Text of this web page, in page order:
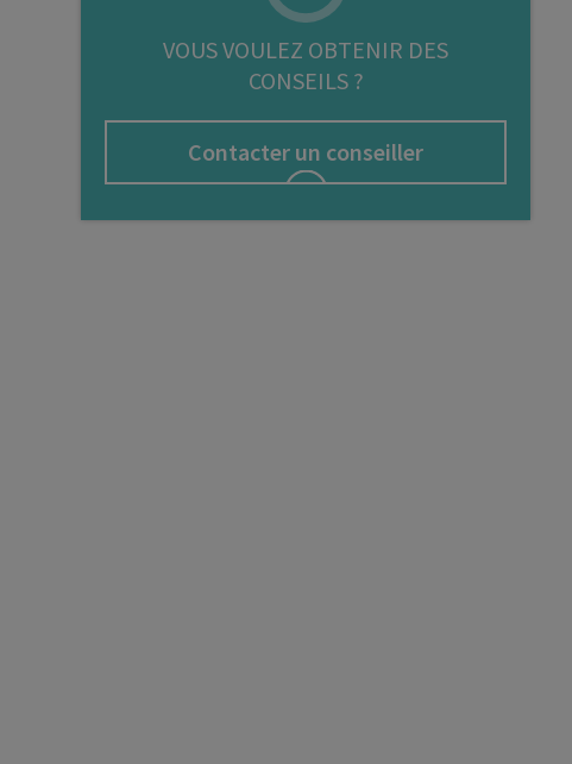
VOUS VOULEZ OBTENIR DES
CONSEILS ?
Contacter un conseiller